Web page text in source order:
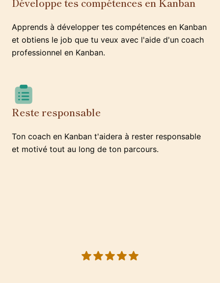
Apprends à développer tes compétences en Kanban
et obtiens le job que tu veux avec l'aide d'un coach
professionnel en Kanban.
Reste responsable
Ton coach en Kanban t'aidera à rester responsable
et motivé tout au long de ton parcours.